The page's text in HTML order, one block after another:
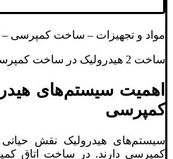
مواد و تجهیزات – ساخت کمپرسی –
ساخت 2 هیدرولیک در ساخت کمپرسی
اهمیت سیستم‌های
کمپرسی
سیستم‌های هیدرولیک نقش
کمپرسی دارند. در ساخت اتاق